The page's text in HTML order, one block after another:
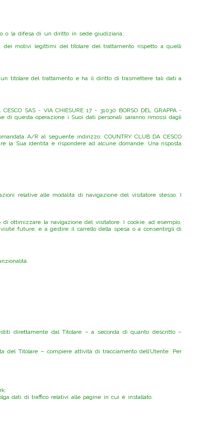
o la difesa di un diritto in sede giudiziaria;
dei motivi legittimi del titolare del trattamento rispetto a quelli
titolare del trattamento e ha il diritto di trasmettere tali dati a
SAS - VIA CHIESURE 17 - 31030 BORSO DEL GRAPPA -
questa operazione i Suoi dati personali saranno rimossi dagli
A/R al seguente indirizzo: COUNTRY CLUB DA CESCO
la Sua identità e rispondere ad alcune domande. Una risposta
relative alle modalità di navigazione del visitatore stesso. I
ottimizzare la navigazione del visitatore. I cookie, ad esempio,
future, e a gestire il carrello della spesa o a consentirgli di
direttamente dal Titolare – a seconda di quanto descritto –
Titolare – compiere attività di tracciamento dell’Utente. Per
dati di traffico relativi alle pagine in cui è installato.